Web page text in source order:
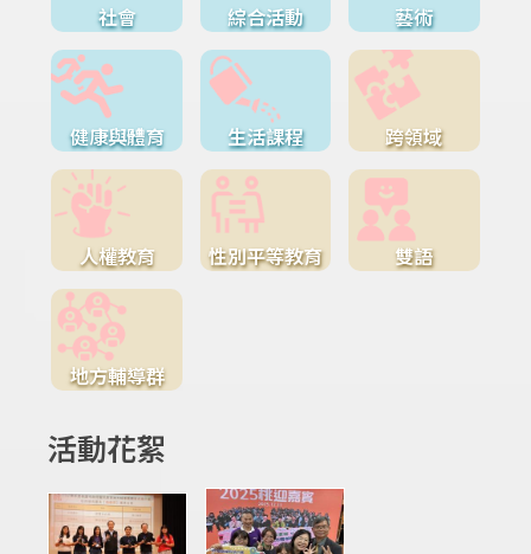
社會 綜合活動 藝術
健康與體育 生活課程 跨領域
人權教育 性別平等教育 雙語
地方輔導群
活動花絮